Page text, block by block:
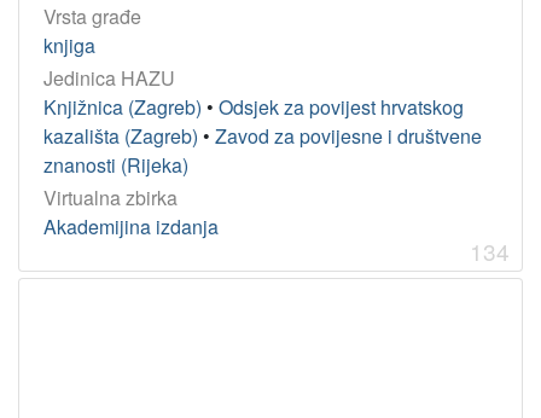
Vrsta građe
knjiga
Jedinica HAZU
Knjižnica (Zagreb) • Odsjek za povijest hrvatskog
kazališta (Zagreb) • Zavod za povijesne i društvene
znanosti (Rijeka)
Virtualna zbirka
Akademijina izdanja
134